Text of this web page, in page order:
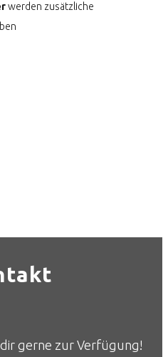
werden zusätzliche
gerne zur Verfügung!